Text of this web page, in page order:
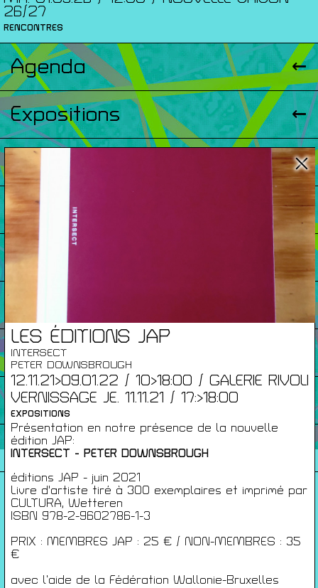
LES ÉDITIONS JAP
INTERSECT
PETER DOWNSBROUGH
12.11.21>09.01.22 / 10>18:00 / GALERIE RIVOLI
VERNISSAGE JE. 11.11.21 / 17:>18:00
EXPOSITIONS
Présentation en notre présence de la nouvelle
édition JAP:
INTERSECT - PETER DOWNSBROUGH
éditions JAP - juin 2021
Livre d'artiste tiré à 300 exemplaires et imprimé par
CULTURA, Wetteren
ISBN 978-2-9602786-1-3
PRIX : MEMBRES JAP : 25 € / NON-MEMBRES : 35
€
avec l’aide de la Fédération Wallonie-Bruxelles
26/27
RENCONTRES
Agenda
Expositions
Éditions
Artists Print
Podcasts
À Propos
Infos Pratiques
Cartes De Membre
Saisons Précédentes
À propos
Carte de membres
S'inscrire à la Newsletter